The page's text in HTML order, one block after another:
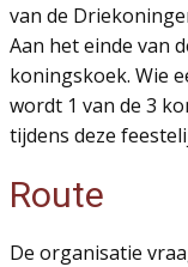
van de
Aan het einde van
koningskoek. Wie
wordt 1 van de 3
tijdens deze
Route
De organisatie